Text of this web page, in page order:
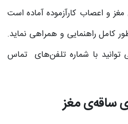
و اعصاب کارآزموده آماده است
کامل راهنمایی و همراهی نماید.
توانید با شماره تلفن‌های تماس
ساقه‌ی مغز